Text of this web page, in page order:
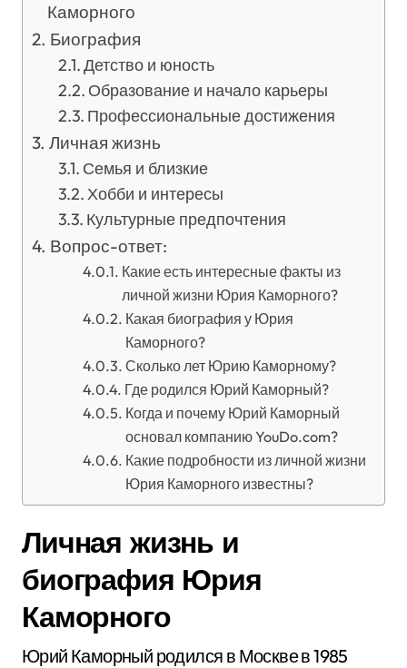
Каморного
Биография
Детство и юность
Образование и начало карьеры
Профессиональные достижения
Личная жизнь
Семья и близкие
Хобби и интересы
Культурные предпочтения
Вопрос-ответ:
Какие есть интересные факты из
личной жизни Юрия Каморного?
Какая биография у Юрия
Каморного?
Сколько лет Юрию Каморному?
Где родился Юрий Каморный?
Когда и почему Юрий Каморный
основал компанию YouDo.com?
Какие подробности из личной жизни
Юрия Каморного известны?
Личная жизнь и
биография Юрия
Каморного
Юрий Каморный родился в Москве в 1985